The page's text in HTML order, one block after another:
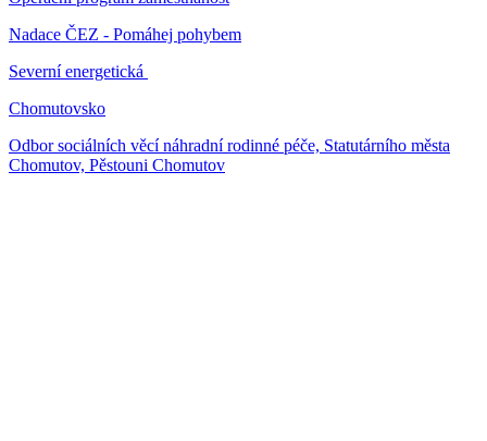
Nadace ČEZ - Pomáhej pohybem
Severní energetická
Chomutovsko
Odbor sociálních věcí náhradní rodinné péče, Statutárního města
Chomutov, Pěstouni Chomutov